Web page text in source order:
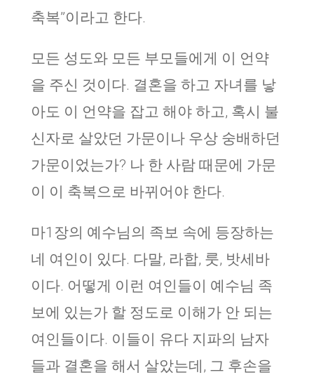
축복”이라고 한다.
모든 성도와 모든 부모들에게 이 언약
을 주신 것이다. 결혼을 하고 자녀를 낳
아도 이 언약을 잡고 해야 하고, 혹시 불
신자로 살았던 가문이나 우상 숭배하던
가문이었는가? 나 한 사람 때문에 가문
이 이 축복으로 바뀌어야 한다.
마1장의 예수님의 족보 속에 등장하는
네 여인이 있다. 다말, 라합, 룻, 밧세바
이다. 어떻게 이런 여인들이 예수님 족
보에 있는가 할 정도로 이해가 안 되는
여인들이다. 이들이 유다 지파의 남자
들과 결혼을 해서 살았는데, 그 후손을